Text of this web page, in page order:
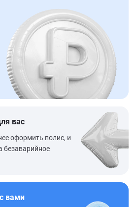
вас
оформить полис, и
безаварийное
вами